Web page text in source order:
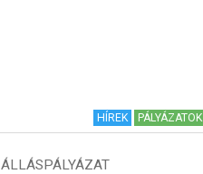
HÍREK PÁLYÁZATOK
ÁLLÁSPÁLYÁZAT